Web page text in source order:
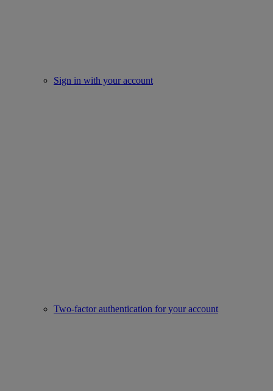
Sign in with your account
Two-factor authentication for your account